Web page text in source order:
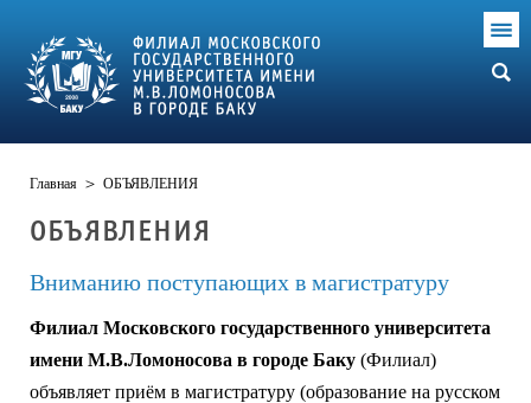
Главная > ОБЪЯВЛЕНИЯ
ОБЪЯВЛЕНИЯ
Вниманию поступающих в магистратуру
Филиал Московского государственного университета
имени М.В.Ломоносова в городе Баку (Филиал)
объявляет приём в магистратуру (образование на русском